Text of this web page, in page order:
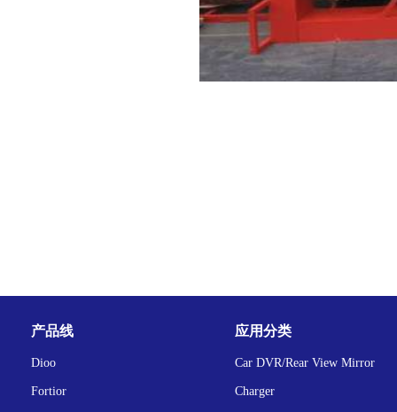
产品线
Dioo
Fortior
应用分类
Car DVR/Rear View Mirror
Charger